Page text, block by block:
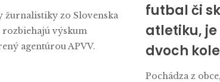
žurnalistiky zo Slovenska
rozbiehajú výskum
agentúrou APVV.
futbal či
atletiku,
dvoch
Pochádza z